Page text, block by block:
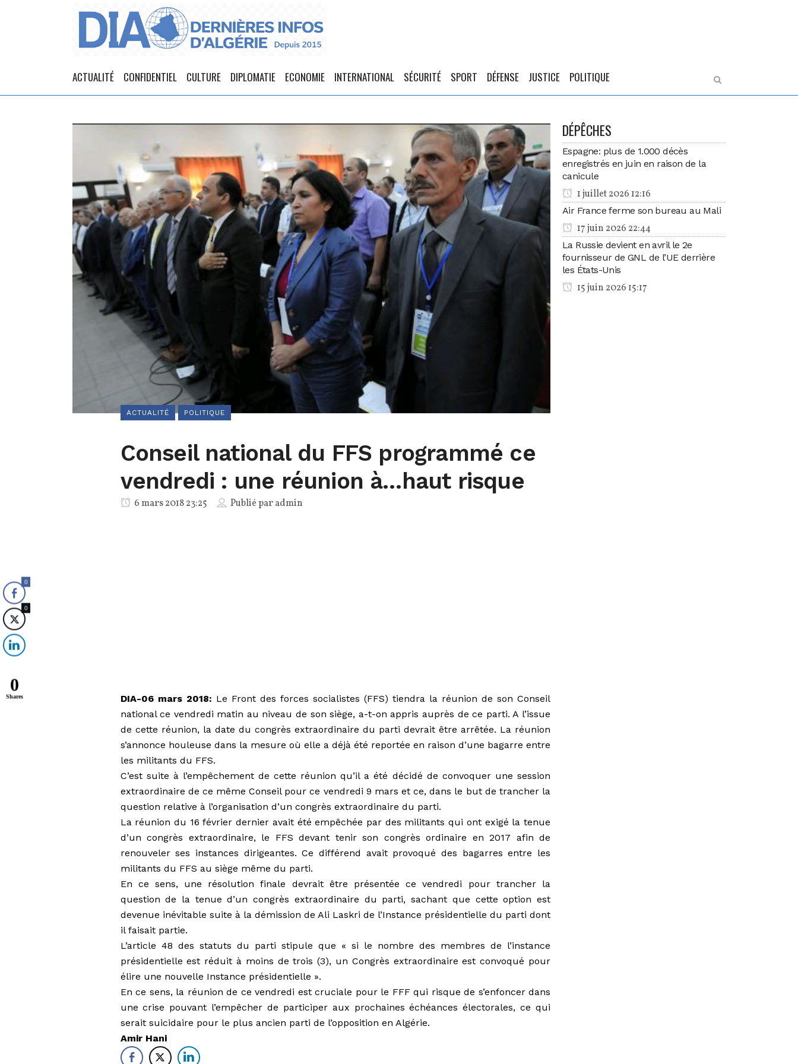
ACTUALITÉ CONFIDENTIEL CULTURE DIPLOMATIE ECONOMIE INTERNATIONAL SÉCURITÉ SPORT DÉFENSE JUSTICE POLITIQUE
ACTUALITÉ POLITIQUE
Conseil national du FFS programmé ce
vendredi : une réunion à…haut risque
6 mars 2018 23:25 Publié paradmin
DIA-06 mars 2018: Le Front des forces socialistes (FFS) tiendra la réunion de son Conseil
national ce vendredi matin au niveau de son siège, a-t-on appris auprès de ce parti. A l’issue
de cette réunion, la date du congrès extraordinaire du parti devrait être arrêtée. La réunion
s’annonce houleuse dans la mesure où elle a déjà été reportée en raison d’une bagarre entre
les militants du FFS.
C’est suite à l’empêchement de cette réunion qu’il a été décidé de convoquer une session
extraordinaire de ce même Conseil pour ce vendredi 9 mars et ce, dans le but de trancher la
question relative à l’organisation d’un congrès extraordinaire du parti.
La réunion du 16 février dernier avait été empêchée par des militants qui ont exigé la tenue
d’un congrès extraordinaire, le FFS devant tenir son congrès ordinaire en 2017 afin de
renouveler ses instances dirigeantes. Ce différend avait provoqué des bagarres entre les
militants du FFS au siège même du parti.
En ce sens, une résolution finale devrait être présentée ce vendredi pour trancher la
question de la tenue d’un congrès extraordinaire du parti, sachant que cette option est
devenue inévitable suite à la démission de Ali Laskri de l’Instance présidentielle du parti dont
il faisait partie.
L’article 48 des statuts du parti stipule que « si le nombre des membres de l’instance
présidentielle est réduit à moins de trois (3), un Congrès extraordinaire est convoqué pour
élire une nouvelle Instance présidentielle ».
En ce sens, la réunion de ce vendredi est cruciale pour le FFF qui risque de s’enfoncer dans
une crise pouvant l’empêcher de participer aux prochaines échéances électorales, ce qui
serait suicidaire pour le plus ancien parti de l’opposition en Algérie.
Amir Hani
DÉPÊCHES
Espagne: plus de 1.000 décès
enregistrés en juin en raison de la
canicule
1 juillet 2026 12:16
Air France ferme son bureau au Mali
17 juin 2026 22:44
La Russie devient en avril le 2e
fournisseur de GNL de l’UE derrière
les États-Unis
15 juin 2026 15:17
0
0
0
Shares